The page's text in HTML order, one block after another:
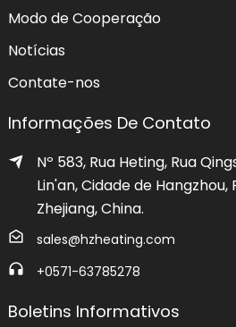
Modo de Cooperação
Notícias
Contate-nos
Informações De Contato
Nº 583, Rua Heting, Rua
Lin'an, Cidade de
Zhejiang, China.
sales@hzheating.com
+0571-63785278
Boletins Informativos